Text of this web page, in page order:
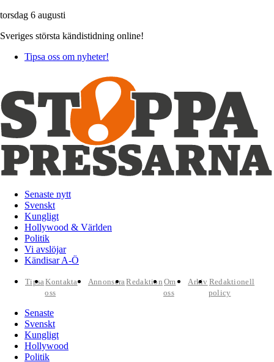
torsdag 6 augusti
Sveriges största kändistidning online!
Tipsa oss om nyheter!
Senaste nytt
Svenskt
Kungligt
Hollywood & Världen
Politik
Vi avslöjar
Kändisar A-Ö
TipsaKontakta
oss
AnnonseraRedaktion Om
oss
Arkiv Redaktionell
policy
Senaste
Svenskt
Kungligt
Hollywood
Politik